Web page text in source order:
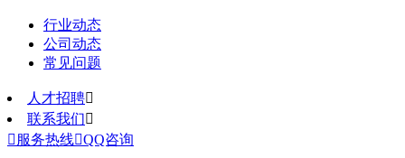
行业动态
公司动态
常见问题
人才招聘
联系我们
 服务热线QQ咨询